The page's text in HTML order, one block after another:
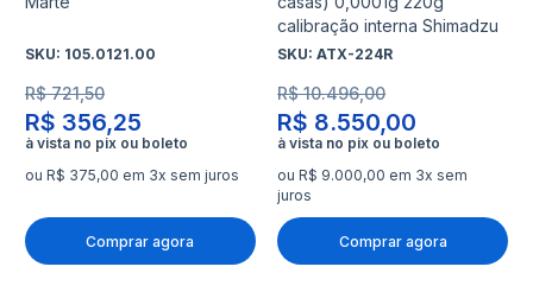
SKU: 105.0121.00
R$ 356,25
R$ 721,50
ou R$ 375,00 em 3x sem juros
Comprar agora
calibração interna Shimadzu
SKU:ATX-224R
R$ 8.550,00
R$ 10.496,00
ou R$ 9.000,00 em 3x sem
juros
Comprar agora